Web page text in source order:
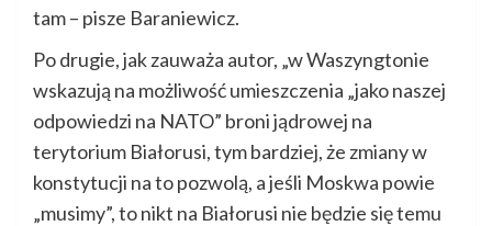
tam – pisze Baraniewicz.
Po drugie, jak zauważa autor, „w Waszyngtonie
wskazują na możliwość umieszczenia „jako naszej
odpowiedzi na NATO” broni jądrowej na
terytorium Białorusi, tym bardziej, że zmiany w
konstytucji na to pozwolą, a jeśli Moskwa powie
„musimy”, to nikt na Białorusi nie będzie się temu